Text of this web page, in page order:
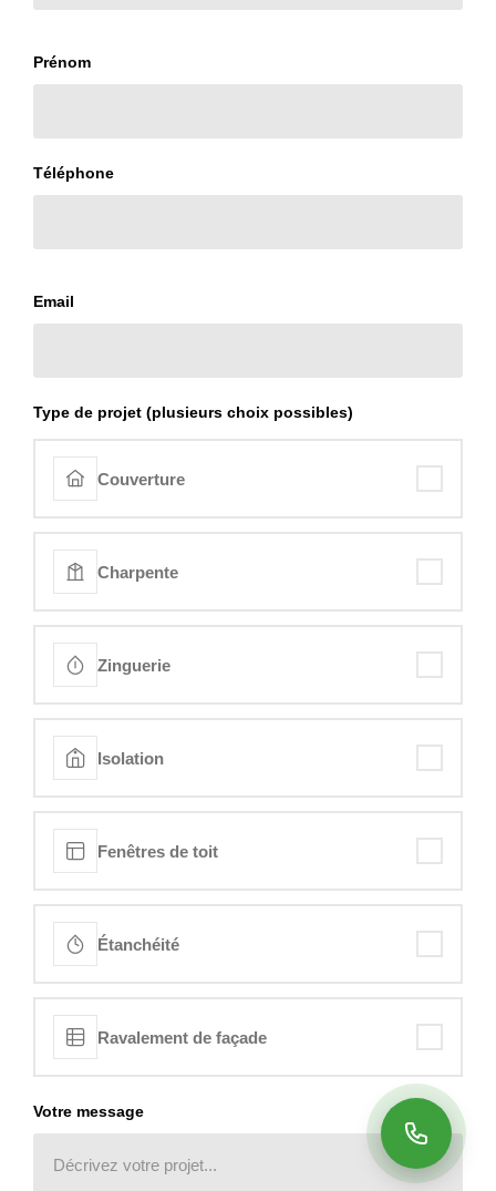
Prénom
Téléphone
Email
Type de projet (plusieurs choix possibles)
Couverture
Charpente
Zinguerie
Isolation
Fenêtres de toit
Étanchéité
Ravalement de façade
Votre message